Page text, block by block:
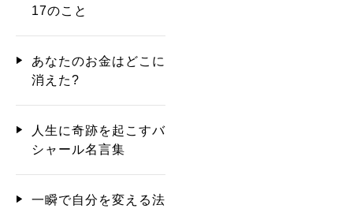
17のこと
あなたのお金はどこに
消えた?
人生に奇跡を起こすバ
シャール名言集
一瞬で自分を変える法